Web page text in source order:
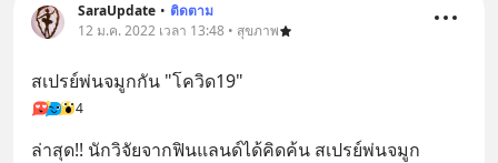
SaraUpdate • ติดตาม
12 ม.ค. 2022 เวลา 13:48 • สุขภาพ
สเปรย์พ่นจมูกกัน "โควิด19"
4
ล่าสุด!! นักวิจัยจากฟินแลนด์ได้คิดค้น สเปรย์พ่นจมูก